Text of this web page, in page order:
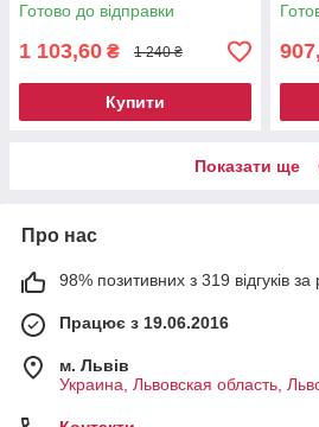
Готово до відправки
1 103,60 ₴ 1 240 ₴
Купити
Показати ще
Про нас
98% позитивних з 319 відгуків за
Працює з 19.06.2016
м. Львів
Украина, Львовская область,